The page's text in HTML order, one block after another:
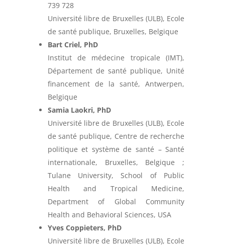
739 728
Université libre de Bruxelles (ULB), Ecole
de santé publique, Bruxelles, Belgique
Bart Criel, PhD
Institut de médecine tropicale (IMT),
Département de santé publique, Unité
financement de la santé, Antwerpen,
Belgique
Samia Laokri, PhD
Université libre de Bruxelles (ULB), Ecole
de santé publique, Centre de recherche
politique et système de santé – Santé
internationale, Bruxelles, Belgique ;
Tulane University, School of Public
Health and Tropical Medicine,
Department of Global Community
Health and Behavioral Sciences, USA
Yves Coppieters, PhD
Université libre de Bruxelles (ULB), Ecole